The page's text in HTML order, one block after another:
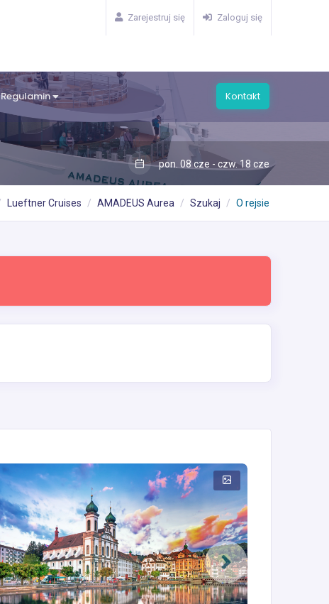
Zarejestruj się Zaloguj się
Regulamin Kontakt
pon. 08 cze - czw. 18 cze
Lueftner Cruises AMADEUS Aurea Szukaj O rejsie